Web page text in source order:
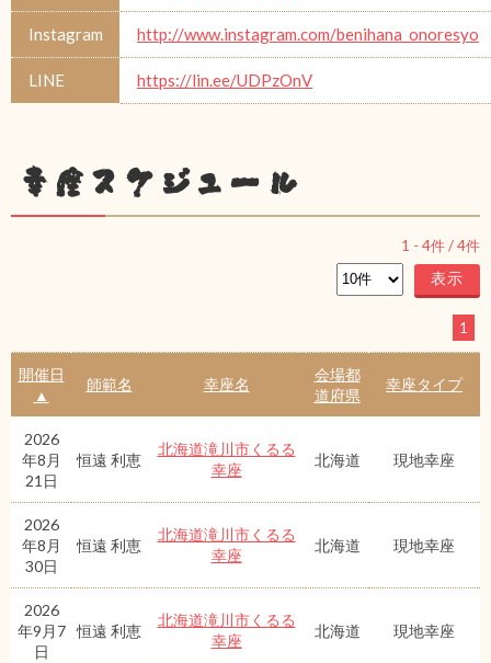
Instagram http://www.instagram.com/benihana_onoresyo
LINE https://lin.ee/UDPzOnV
幸座スケジュール
1 - 4件 /4件
1
開催日
▲
師範名 幸座名
会場都
道府県
幸座タイプ
2026
年8月
21日
恒遠 利恵
北海道滝川市くるる
幸座
北海道 現地幸座
2026
年8月
30日
恒遠 利恵
北海道滝川市くるる
幸座
北海道 現地幸座
2026
年9月7
日
恒遠 利恵
北海道滝川市くるる
幸座
北海道 現地幸座